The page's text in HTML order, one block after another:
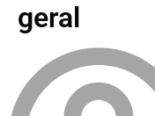
geral